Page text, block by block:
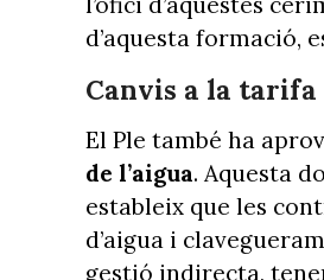
d’aquesta formació,
Canvis a la tarifa
El Ple també ha
de l’aigua. Aquesta
estableix que les
d’aigua i
gestió indirecta,